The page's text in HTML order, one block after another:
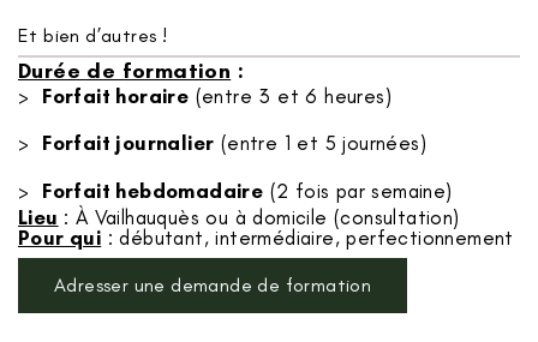
Et bien d’autres !
Durée de formation :
> Forfait horaire (entre 3 et 6 heures)
> Forfait journalier (entre 1 et 5 journées)
> Forfait hebdomadaire (2 fois par semaine)
Lieu : À Vailhauquès ou à domicile (consultation)
Pour qui : débutant, intermédiaire, perfectionnement
Adresser une demande de formation